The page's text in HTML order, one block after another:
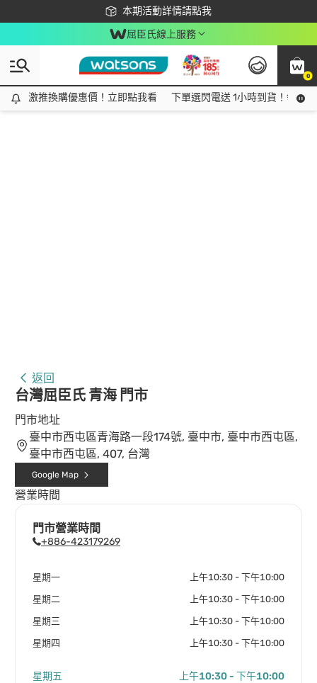
本期活動詳情請點我
下載app最高回饋$350
屈臣氏線上服務
0
激推換購優惠價！立即點我看
激推換購優惠價！立即點我看 下單選閃電送 1小時到貨！領神
返回
台灣屈臣氏 青海 門市
門市地址
臺中市西屯區青海路一段174號, 臺中市, 臺中市西屯區,
臺中市西屯區, 407, 台灣
Google Map
營業時間
門市營業時間
+886-423179269
星期一 上午10:30 - 下午10:00
星期二 上午10:30 - 下午10:00
星期三 上午10:30 - 下午10:00
星期四 上午10:30 - 下午10:00
星期五 上午10:30 - 下午10:00